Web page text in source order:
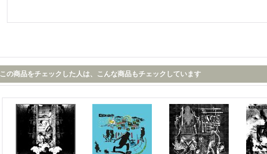
この商品をチェックした人は、こんな商品もチェックしています